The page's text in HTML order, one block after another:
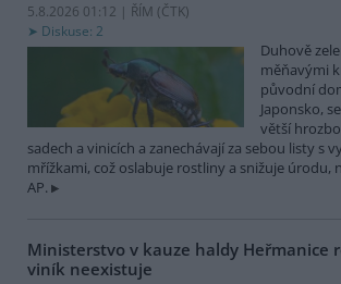
5.8.2026 01:12 | ŘÍM (ČTK)
Diskuse: 2
Duhově
měňavými
původní
Japonsko,
větší
sadech a vinicích a zanechávají za sebou listy s
mřížkami, což oslabuje rostliny a snižuje úrodu,
AP.
Ministerstvo v kauze haldy Heřmanice
viník neexistuje